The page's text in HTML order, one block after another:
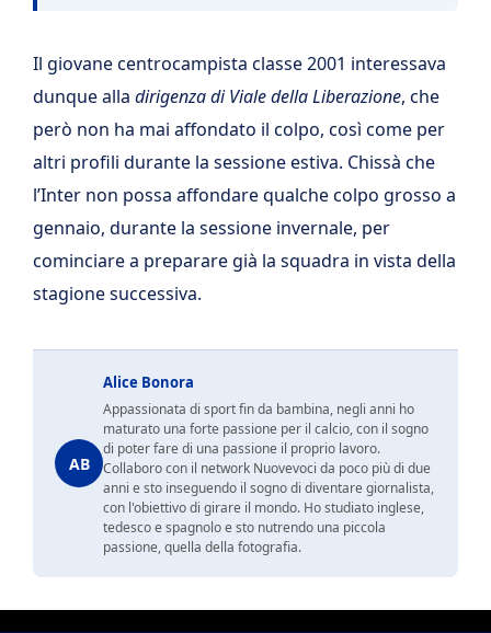
Il giovane centrocampista classe 2001 interessava
dunque alla dirigenza di Viale della Liberazione, che
però non ha mai affondato il colpo, così come per
altri profili durante la sessione estiva. Chissà che
l’Inter non possa affondare qualche colpo grosso a
gennaio, durante la sessione invernale, per
cominciare a preparare già la squadra in vista della
stagione successiva.
AB
Alice Bonora
Appassionata di sport fin da bambina, negli anni ho
maturato una forte passione per il calcio, con il sogno
di poter fare di una passione il proprio lavoro.
Collaboro con il network Nuovevoci da poco più di due
anni e sto inseguendo il sogno di diventare giornalista,
con l'obiettivo di girare il mondo. Ho studiato inglese,
tedesco e spagnolo e sto nutrendo una piccola
passione, quella della fotografia.